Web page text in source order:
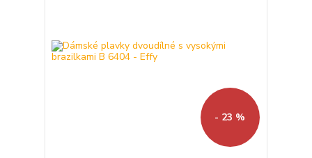
- 23 %